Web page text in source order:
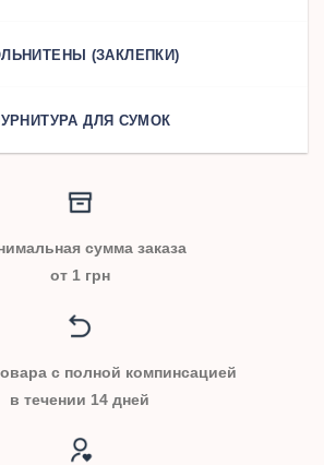
(ЗАКЛЕПКИ)
ДЛЯ СУМОК
сумма заказа
от 1 грн
с полной компинсацией
в течении 14 дней